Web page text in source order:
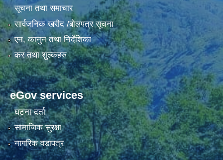
सूचना तथा समाचार
सार्वजनिक खरीद /बोलपत्र सूचना
एन, कानुन तथा निर्देशिका
कर तथा शुल्कहरु
eGov services
घटना दर्ता
सामाजिक सुरक्षा
नागरिक वडापत्र